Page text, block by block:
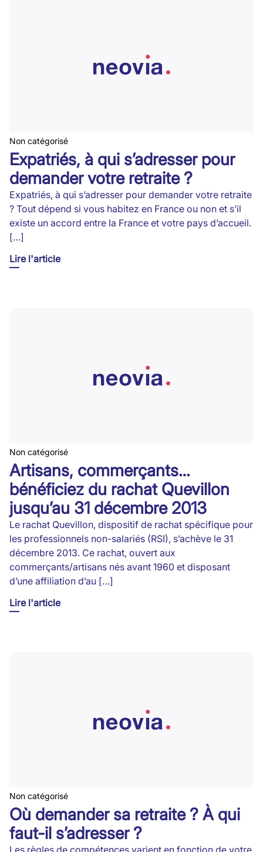
Non catégorisé
Expatriés, à qui s’adresser pour
demander votre retraite ?
Expatriés, à qui s’adresser pour demander votre retraite
? Tout dépend si vous habitez en France ou non et s’il
existe un accord entre la France et votre pays d’accueil.
[…]
Lire l'article
Non catégorisé
Artisans, commerçants…
bénéficiez du rachat Quevillon
jusqu’au 31 décembre 2013
Le rachat Quevillon, dispositif de rachat spécifique pour
les professionnels non-salariés (RSI), s’achève le 31
décembre 2013. Ce rachat, ouvert aux
commerçants/artisans nés avant 1960 et disposant
d’une affiliation d’au […]
Lire l'article
Non catégorisé
Où demander sa retraite ? À qui
faut-il s’adresser ?